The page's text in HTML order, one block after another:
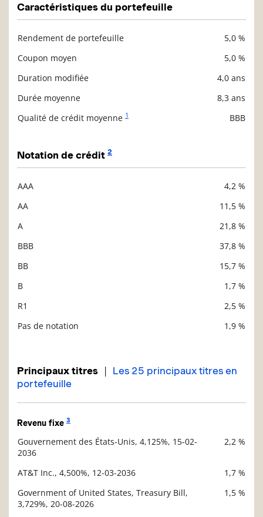
Caractéristiques du portefeuille
Rendement de portefeuille
5,0 %
Coupon moyen
5,0 %
Duration modifiée
4,0 ans
Durée moyenne
8,3 ans
Qualité de crédit moyenne 1 BBB
Notation de crédit 2
AAA
4,2 %
AA
11,5 %
A
21,8 %
BBB
37,8 %
BB
15,7 %
B
1,7 %
R1
2,5 %
Pas de notation
1,9 %
Principaux titres | Les 25 principaux titres en
portefeuille
Revenu fixe 3
Description
Gouvernement des États-Unis, 4,125%, 15-02-
2036
2,2 %
AT&T Inc., 4,500%, 12-03-2036
1,7 %
Government of United States, Treasury Bill,
3,729%, 20-08-2026
1,5 %